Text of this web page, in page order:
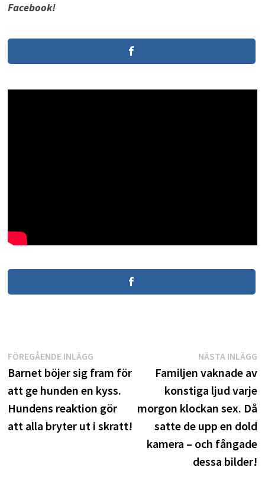
Facebook!
Inläggsnavigering
FÖREGÅENDE INLÄGGFöregående
inlägg:
Barnet böjer sig fram för
att ge hunden en kyss.
Hundens reaktion gör
att alla bryter ut i skratt!
NÄSTA INLÄGG
Familjen vaknade av
konstiga ljud varje
morgon klockan sex. Då
satte de upp en dold
kamera – och fångade
dessa bilder!